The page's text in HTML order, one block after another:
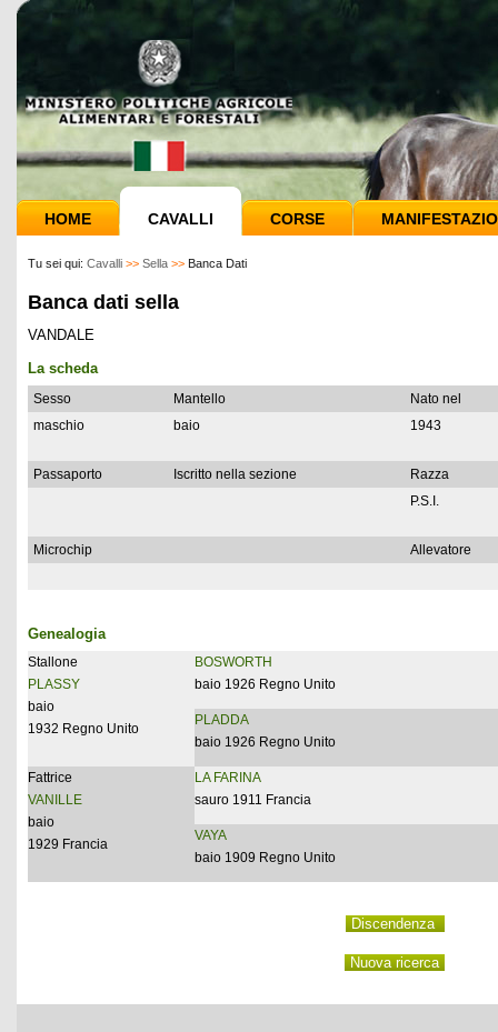
HOME CAVALLI CORSE
Tu sei qui: Cavalli >> Sella >> Banca Dati
Banca dati sella
VANDALE
La scheda
Sesso Mantello
Nato nel
maschio
baio 1943
Passaporto Iscritto nella sezione
Razza
P.S.I.
Microchip Allevatore
Genealogia
Stallone
PLASSY
baio
1932 Regno Unito
BOSWORTH
baio 1926 Regno Unito
PLADDA
baio 1926 Regno Unito
Fattrice
VANILLE
baio
1929 Francia
LA FARINA
sauro 1911 Francia
VAYA
baio 1909 Regno Unito